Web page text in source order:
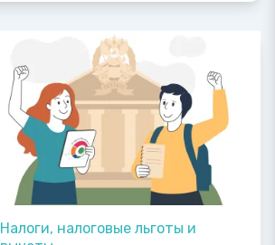
Налоги, налоговые льготы и